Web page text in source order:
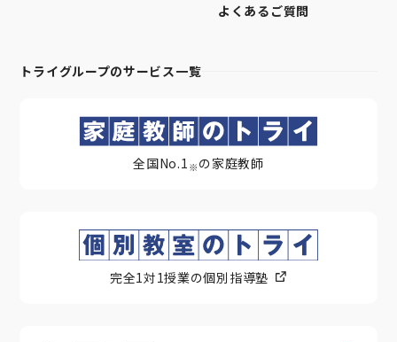
よくあるご質問
トライグループのサービス一覧
全国No.1 ※ の家庭教師
完全1対1授業の個別指導塾